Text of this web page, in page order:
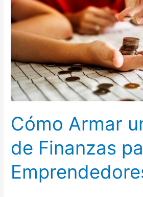
Cómo Armar
de Finanzas
Curso
de
Finanzas
Emprendedores